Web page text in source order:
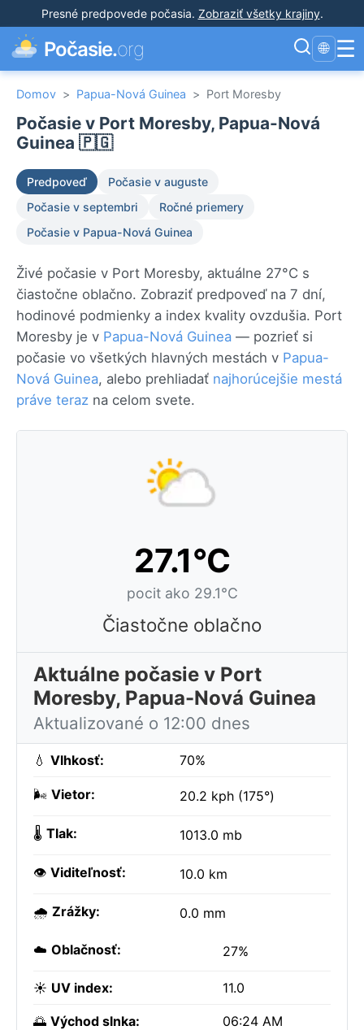
Presné predpovede počasia. Zobraziť všetky krajiny.
Počasie.org 🌐 ☰
Domov > Papua-Nová Guinea > Port Moresby
Počasie v Port Moresby, Papua-Nová
Guinea 🇵🇬
Predpoveď
Počasie v auguste
Počasie v septembri
Ročné priemery
Počasie v Papua-Nová Guinea
Živé počasie v Port Moresby, aktuálne 27°C s
čiastočne oblačno. Zobraziť predpoveď na 7 dní,
hodinové podmienky a index kvality ovzdušia. Port
Moresby je v Papua-Nová Guinea — pozrieť si
počasie vo všetkých hlavných mestách v Papua-
Nová Guinea, alebo prehliadať najhorúcejšie mestá
práve teraz na celom svete.
27.1°C
pocit ako 29.1°C
Čiastočne oblačno
Aktuálne počasie v Port
Moresby, Papua-Nová Guinea
Aktualizované o 12:00 dnes
💧 Vlhkosť: 70%
🌬️ Vietor: 20.2 kph (175°)
🌡️ Tlak: 1013.0 mb
👁️ Viditeľnosť: 10.0 km
🌧️ Zrážky: 0.0 mm
☁️ Oblačnosť: 27%
☀️ UV index: 11.0
🌅 Východ slnka: 06:24 AM